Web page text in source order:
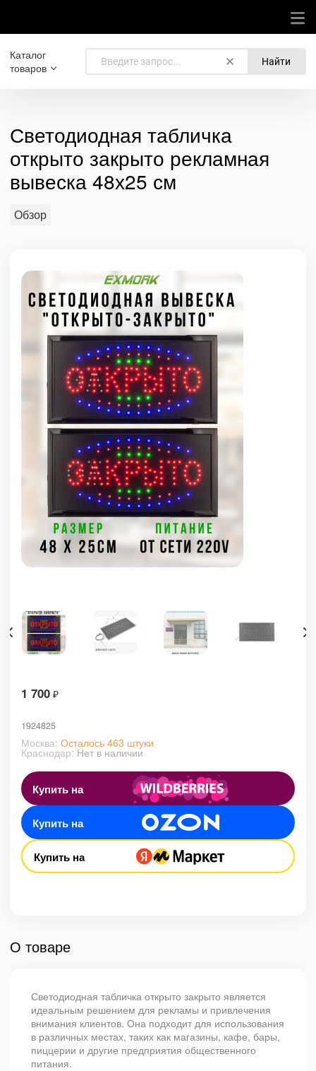
Каталог
товаров
Найти
Светодиодная табличка
открыто закрыто рекламная
вывеска 48х25 см
Обзор
1 700 ₽
1924825
Москва: Осталось 463 штуки
Краснодар: Нет в наличии
Купить на
Купить на
Купить на
О товаре
Светодиодная табличка открыто закрыто является
идеальным решением для рекламы и привлечения
внимания клиентов. Она подходит для использования
в различных местах, таких как магазины, кафе, бары,
пиццерии и другие предприятия общественного
питания.